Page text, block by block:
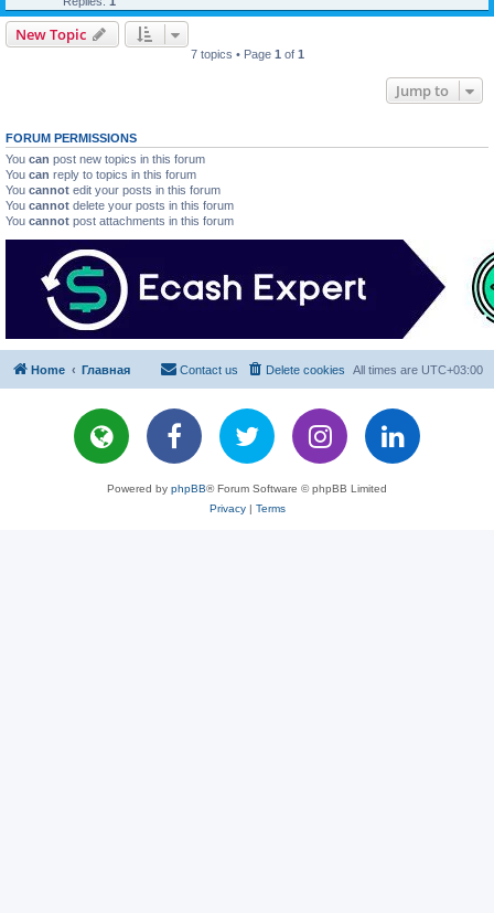
New Topic
7 topics • Page 1 of 1
Jump to
FORUM PERMISSIONS
You can post new topics in this forum
You can reply to topics in this forum
You cannot edit your posts in this forum
You cannot delete your posts in this forum
You cannot post attachments in this forum
Home Главная All times are UTC+03:00
Delete cookies
Contact us
Powered by phpBB® Forum Software © phpBB Limited
Privacy| Terms